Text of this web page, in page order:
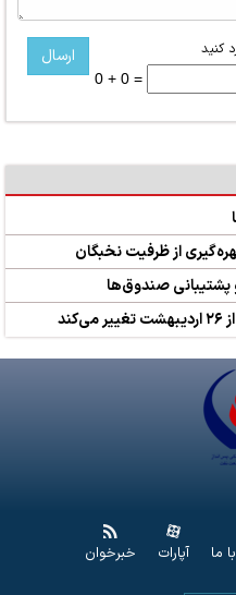
کنید
0 + 0 =
از ظرفیت نخبگان
پشتیبانی صندوق‌ها
ما آپارات خبرخوان